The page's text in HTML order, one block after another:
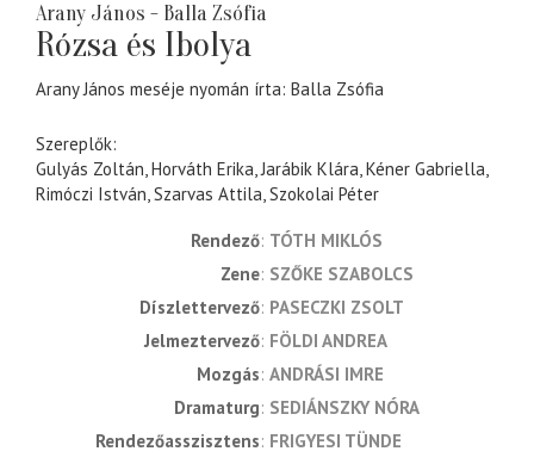
Arany János - Balla Zsófia
Rózsa és Ibolya
Arany János meséje nyomán írta: Balla Zsófia
Szereplők:
Gulyás Zoltán, Horváth Erika, Jarábik Klára, Kéner Gabriella,
Rimóczi István, Szarvas Attila, Szokolai Péter
rendező TÓTH MIKLÓS
zene SZŐKE SZABOLCS
díszlettervező PASECZKI ZSOLT
jelmeztervező FÖLDI ANDREA
mozgás ANDRÁSI IMRE
dramaturg SEDIÁNSZKY NÓRA
rendezőasszisztens FRIGYESI TÜNDE